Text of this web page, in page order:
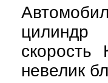
цилиндр
невелик